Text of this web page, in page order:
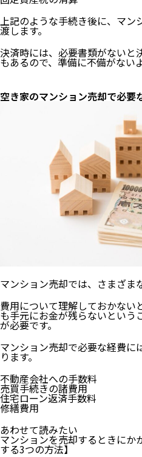
上記のような手続き後に、マン
渡します。
決済時には、必要書類がないと
もあるので、準備に不備がない
空き家のマンション売却で必要
マンション売却では、さまざま
費用について理解しておかない
も手元にお金が残らないという
が必要です。
マンション売却で必要な経費に
ります。
不動産会社への手数料
売買手続きの諸費用
住宅ローン返済手数料
修繕費用
あわせて読みたい
マンションを売却するときにか
する3つの方法】